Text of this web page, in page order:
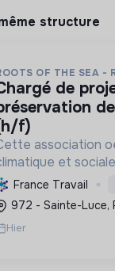
structure
OF THE SEA -
&
f)
association
et
et restaure
et côtiers,
les citoyens
France Travail
972 - Sainte-Luce,
Hier